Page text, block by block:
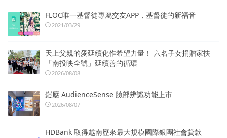
FLOC唯一基督徒專屬交友APP，基督徒的新福音
2021/03/29
天上父親的愛延續化作希望力量！ 六名子女捐贈家扶
「南投映全號」延續善的循環
2026/08/08
鎧應 AudienceSense 臉部辨識功能上市
2026/08/07
HDBank 取得越南歷來最大規模國際銀團社會貸款